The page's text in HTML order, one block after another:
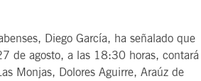
Diego García, ha señalado que
de agosto, a las 18:30 horas, contará
Monjas, Dolores Aguirre, Araúz de